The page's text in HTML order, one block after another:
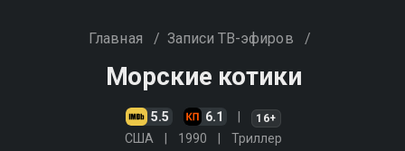
Главная / Записи ТВ-эфиров /
Морские котики
5.5 6.1 16+
США 1990 Триллер